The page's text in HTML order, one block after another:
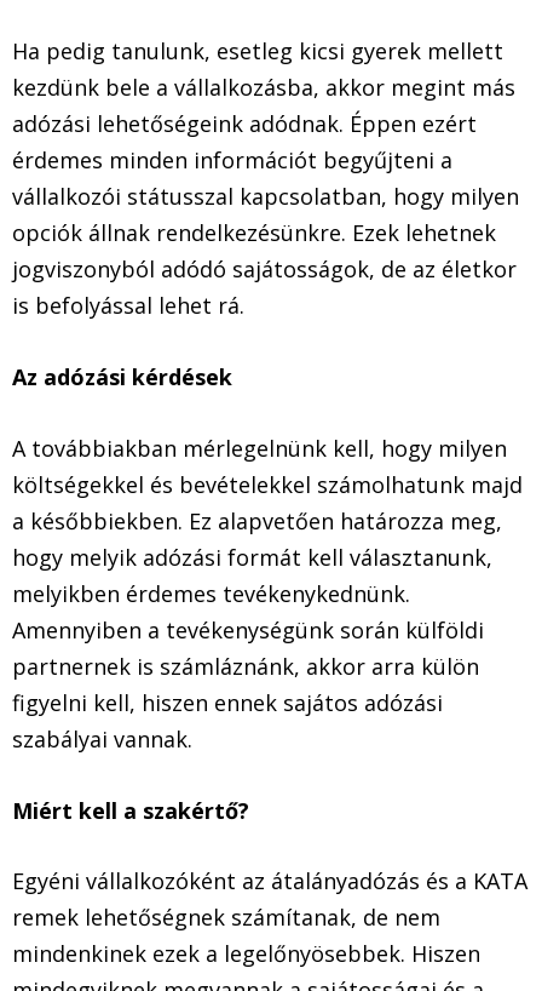
Ha pedig tanulunk, esetleg kicsi gyerek mellett
kezdünk bele a vállalkozásba, akkor megint más
adózási lehetőségeink adódnak. Éppen ezért
érdemes minden információt begyűjteni a
vállalkozói státusszal kapcsolatban, hogy milyen
opciók állnak rendelkezésünkre. Ezek lehetnek
jogviszonyból adódó sajátosságok, de az életkor
is befolyással lehet rá.
Az adózási kérdések
A továbbiakban mérlegelnünk kell, hogy milyen
költségekkel és bevételekkel számolhatunk majd
a későbbiekben. Ez alapvetően határozza meg,
hogy melyik adózási formát kell választanunk,
melyikben érdemes tevékenykednünk.
Amennyiben a tevékenységünk során külföldi
partnernek is számláznánk, akkor arra külön
figyelni kell, hiszen ennek sajátos adózási
szabályai vannak.
Miért kell a szakértő?
Egyéni vállalkozóként az átalányadózás és a KATA
remek lehetőségnek számítanak, de nem
mindenkinek ezek a legelőnyösebbek. Hiszen